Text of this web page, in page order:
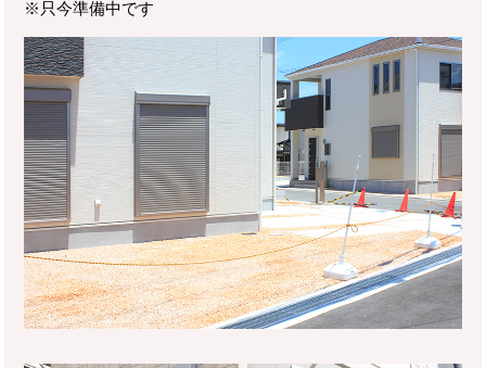
※只今準備中です